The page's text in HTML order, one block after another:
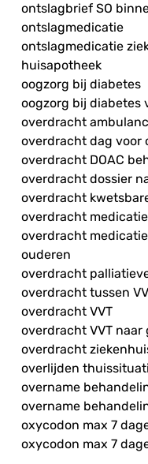
ontslagbrief SO
ontslagmedicatie
ontslagmedicatie
huisapotheek
oogzorg bij diabetes
oogzorg bij diabetes
overdracht
overdracht dag voor
overdracht DOAC
overdracht dossier
overdracht
overdracht
overdracht
ouderen
overdracht
overdracht tussen
overdracht VVT
overdracht VVT naar
overdracht
overlijden
overname
overname
oxycodon max 7
oxycodon max 7